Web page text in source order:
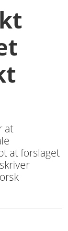
at
at forslaget